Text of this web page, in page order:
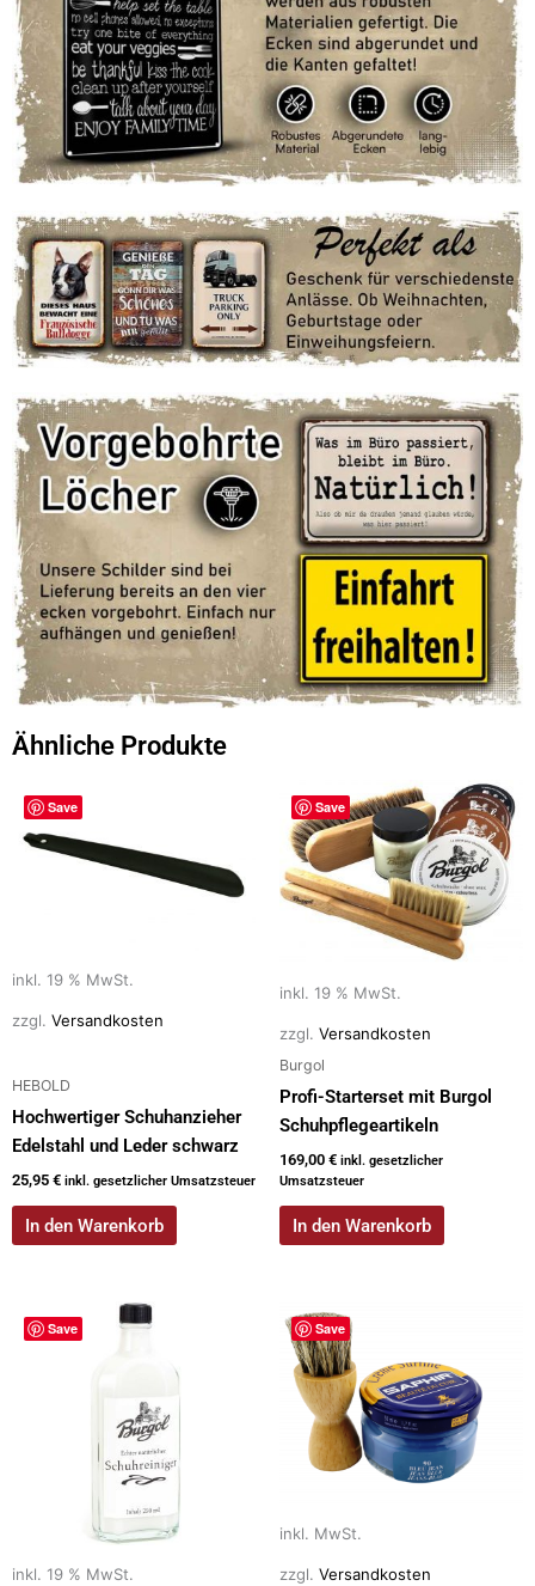
Ähnliche Produkte
Save
inkl. 19 % MwSt.
zzgl. Versandkosten
HEBOLD
Hochwertiger Schuhanzieher
Edelstahl und Leder schwarz
25,95 € inkl. gesetzlicher Umsatzsteuer
In den Warenkorb
Save
inkl. 19 % MwSt.
zzgl. Versandkosten
Burgol
Profi-Starterset mit Burgol
Schuhpflegeartikeln
169,00 € inkl. gesetzlicher
Umsatzsteuer
In den Warenkorb
Save
inkl. 19 % MwSt.
Save
inkl. MwSt.
zzgl. Versandkosten
Dieses
Produkt
weist
mehrere
Varianten
können
auf